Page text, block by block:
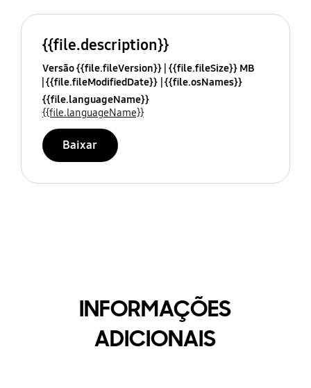
{{file.description}}
Versão {{file.fileVersion}} {{file.fileSize}} MB
{{file.fileModifiedDate}} {{file.osNames}}
{{file.languageName}}
{{file.languageName}}
Baixar
INFORMAÇÕES
ADICIONAIS